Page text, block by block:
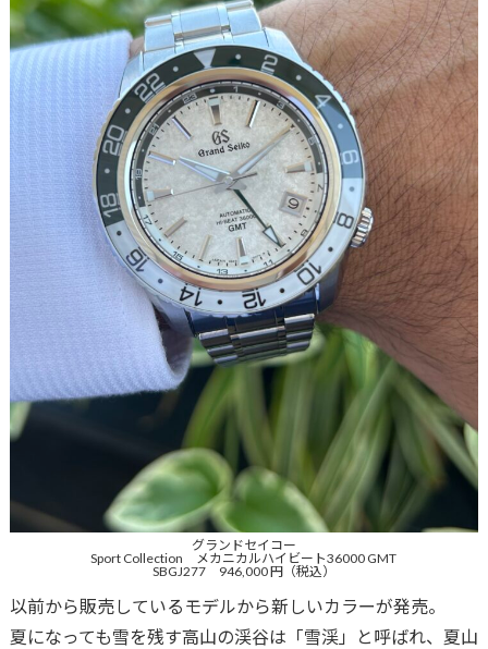
グランドセイコー
Sport Collection メカニカルハイビート36000 GMT
SBGJ277 946,000 円（税込）
以前から販売しているモデルから新しいカラーが発売。
夏になっても雪を残す高山の渓谷は「雪渓」と呼ばれ、夏山